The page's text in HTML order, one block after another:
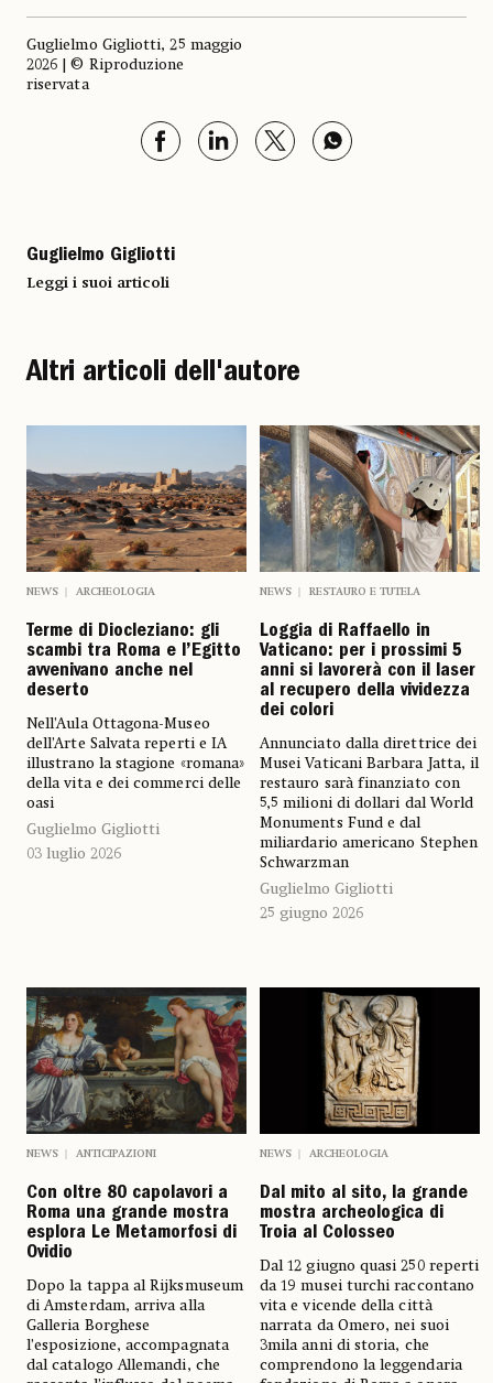
Guglielmo Gigliotti, 25 maggio
2026 | © Riproduzione
riservata
Guglielmo Gigliotti
Leggi i suoi articoli
Altri articoli dell'autore
NEWS ARCHEOLOGIA
Terme di Diocleziano: gli
scambi tra Roma e l’Egitto
avvenivano anche nel
deserto
Nell’Aula Ottagona-Museo
dell’Arte Salvata reperti e IA
illustrano la stagione «romana»
della vita e dei commerci delle
oasi
Guglielmo Gigliotti
03 luglio 2026
NEWS RESTAURO E TUTELA
Loggia di Raffaello in
Vaticano: per i prossimi 5
anni si lavorerà con il laser
al recupero della vividezza
dei colori
Annunciato dalla direttrice dei
Musei Vaticani Barbara Jatta, il
restauro sarà finanziato con
5,5 milioni di dollari dal World
Monuments Fund e dal
miliardario americano Stephen
Schwarzman
Guglielmo Gigliotti
25 giugno 2026
NEWS ANTICIPAZIONI
Con oltre 80 capolavori a
Roma una grande mostra
esplora Le Metamorfosi di
Ovidio
Dopo la tappa al Rijksmuseum
di Amsterdam, arriva alla
Galleria Borghese
l’esposizione, accompagnata
dal catalogo Allemandi, che
NEWS ARCHEOLOGIA
Dal mito al sito, la grande
mostra archeologica di
Troia al Colosseo
Dal 12 giugno quasi 250 reperti
da 19 musei turchi raccontano
vita e vicende della città
narrata da Omero, nei suoi
3mila anni di storia, che
comprendono la leggendaria